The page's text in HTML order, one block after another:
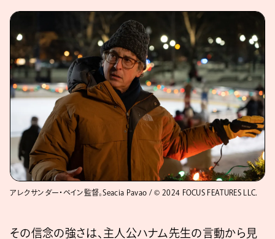
アレクサンダー・ペイン監督。Seacia Pavao / © 2024 FOCUS FEATURES LLC.
その信念の強さは、主人公ハナム先生の言動から見